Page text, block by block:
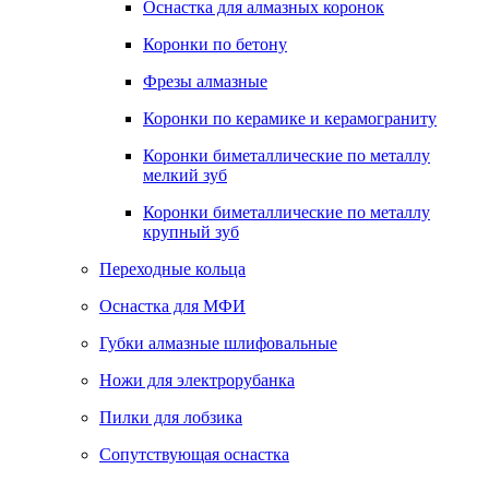
Оснастка для алмазных коронок
Коронки по бетону
Фрезы алмазные
Коронки по керамике и керамограниту
Коронки биметаллические по металлу
мелкий зуб
Коронки биметаллические по металлу
крупный зуб
Переходные кольца
Оснастка для МФИ
Губки алмазные шлифовальные
Ножи для электрорубанка
Пилки для лобзика
Сопутствующая оснастка